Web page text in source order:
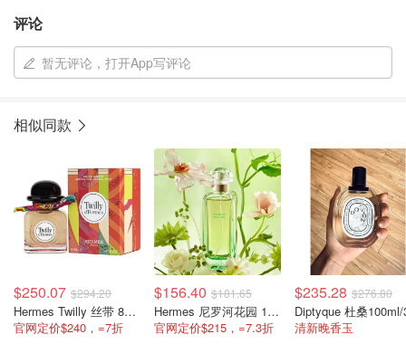
评论
暂无评论，打开App写评论
相似同款
$250.07 $294.20
Hermes Twilly 丝带 85ml/2.87oz
官网定价$240，=7折
$156.40 $181.65
Hermes 尼罗河花园 100ml/3.3oz
官网定价$215，=7.3折
$235.28 $276.80
清新晚香玉